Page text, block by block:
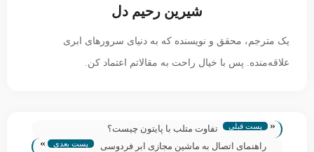
شیرین رحیم دل
یک مترجم، محقق و نویسنده که به دنیای سرورهای ابری
علاقه‌منده. پس با خیال راحت به مقالاتم اعتماد کن.
« پست قبلی
تفاوت متلب با پایتون چیست؟
راهنمای اتصال به ماشین مجازی ابر فردوسی
پست بعدی »